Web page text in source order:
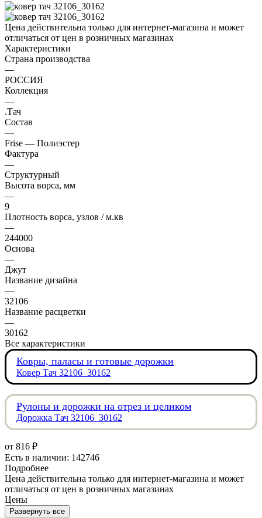
Цена действительна только для интернет-магазина и может
отличаться от цен в розничных магазинах
Характеристики
Страна производства
—
РОССИЯ
Коллекция
—
.Тач
Состав
—
Frise — Полиэстер
Фактура
—
Структурный
Высота ворса, мм
—
9
Плотность ворса, узлов / м.кв
—
244000
Основа
—
Джут
Название дизайна
—
32106
Название расцветки
—
30162
Все характеристики
Ковры, паласы и готовые дорожки
Ковер Тач 32106_30162
Рулоны и дорожки на отрез и целиком
Дорожка Тач 32106_30162
от 816 ₽
Есть в наличии: 142746
Подробнее
Цена действительна только для интернет-магазина и может
отличаться от цен в розничных магазинах
Цены
Развернуть все